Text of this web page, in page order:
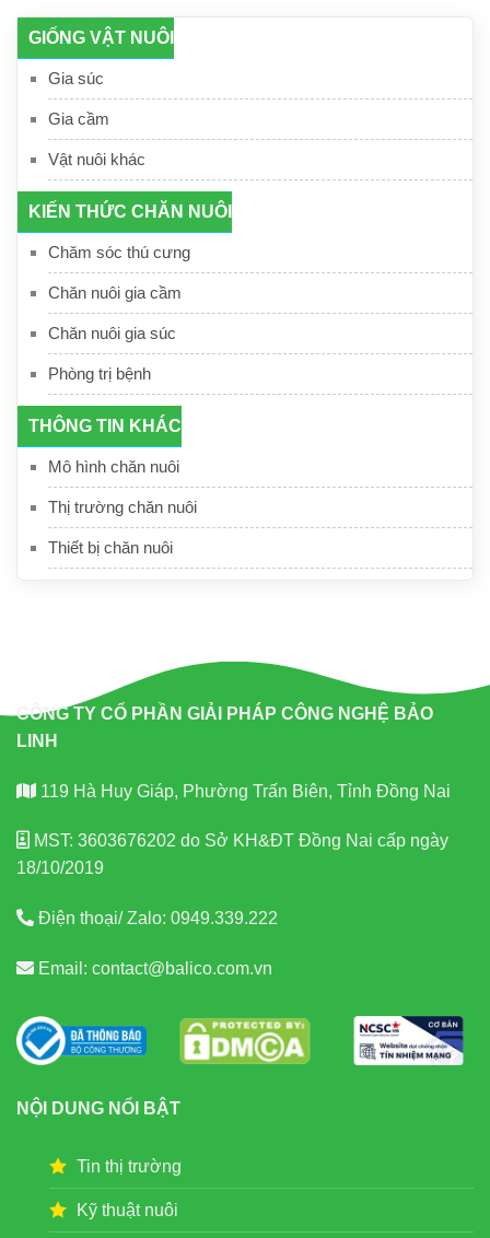
GIỐNG VẬT NUÔI
Gia súc
Gia cầm
Vật nuôi khác
KIẾN THỨC CHĂN NUÔI
Chăm sóc thú cưng
Chăn nuôi gia cầm
Chăn nuôi gia súc
Phòng trị bệnh
THÔNG TIN KHÁC
Mô hình chăn nuôi
Thị trường chăn nuôi
Thiết bị chăn nuôi
CÔNG TY CỔ PHẦN GIẢI PHÁP CÔNG NGHỆ BẢO
LINH
119 Hà Huy Giáp, Phường Trấn Biên, Tỉnh Đồng Nai
MST: 3603676202 do Sở KH&ĐT Đồng Nai cấp ngày
18/10/2019
Điện thoại/ Zalo: 0949.339.222
Email: contact@balico.com.vn
NỘI DUNG NỔI BẬT
Tin thị trường
Kỹ thuật nuôi